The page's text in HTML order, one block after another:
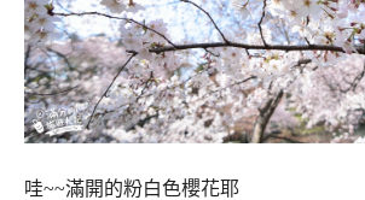
哇~~滿開的粉白色櫻花耶